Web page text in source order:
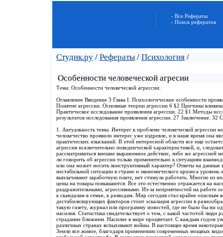
- Все Рефераты
- Поиск рефератов
Студик.ру / Рефераты / Психология /
Особенности человеческой агресии
Тема: Особенности человеческой агрессии.
Оглавление Введение 3 Глава I. Психологические особенности
Понятие агрессии. Основные теории агрессии 6 §2 Причины
Практическое исследование проявления агрессии. 22 §1 Методы
результатов исследования проявления агрессии. 27 Заключение. 32
1. Актуальность темы. Интерес к проблеме человеческой агрессии
человечество проявило интерес уже издревле, и в наше время она
практических изысканий. В этой интересной области все еще
агрессия исключительно поведенческой характеристикой, и,
рассматриваться внешне выраженное действие, либо же агрессией
ли говорить об агрессии только применительно к ситуациям
или она может носить конструктивный характер? Ответы на
нестабильной ситуации в стране и экономического кризиса
выплачивают заработную плату, нет стимула работать. Многие из
цены на товары повышаются. Все это естественно отражается на
раздражительными, агрессивными. Из-за неприятностей на работе
к скандалам в семье, к разводам. Мир сегодня стал крайне
дестабилизирующих факторов стоит эскалация агрессии в
такую газету, журнал или программу новостей, где не было бы ни
насилия. Статистика свидетельствует о том, с какой частотой
страдание ближним. Насилие в мире процветает. С каждым годом
различных странах вспыхивают войны. В настоящее время
Земли все живое, благодаря применению современных мощных